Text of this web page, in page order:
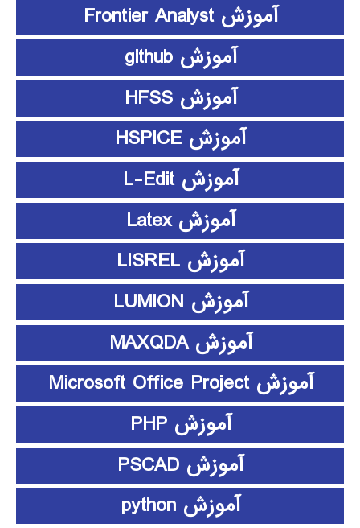
آموزش Frontier Analyst
آموزش github
آموزش HFSS
آموزش HSPICE
آموزش L-Edit
آموزش Latex
آموزش LISREL
آموزش LUMION
آموزش MAXQDA
آموزش Microsoft Office Project
آموزش PHP
آموزش PSCAD
آموزش python